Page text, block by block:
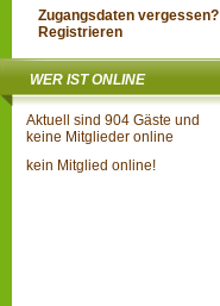
Zugangsdaten vergessen?
Registrieren
WER IST ONLINE
Aktuell sind 904 Gäste und
keine Mitglieder online
kein Mitglied online!